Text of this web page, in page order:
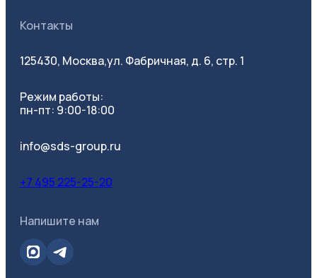
Контакты
125430, Москва,ул. Фабричная, д. 6, стр. 1
Режим работы:
пн-пт: 9:00-18:00
info@sds-group.ru
+7 495 225-25-20
Напишите нам
Все фильтры
Категория